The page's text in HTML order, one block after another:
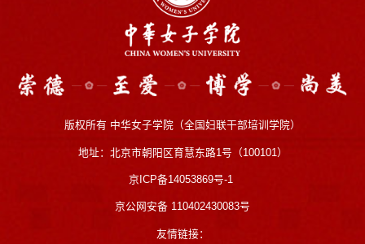
版权所有 中华女子学院（全国妇联干部培训学院）
地址：北京市朝阳区育慧东路1号（100101）
京ICP备14053869号-1
京公网安备 110402430083号
友情链接：